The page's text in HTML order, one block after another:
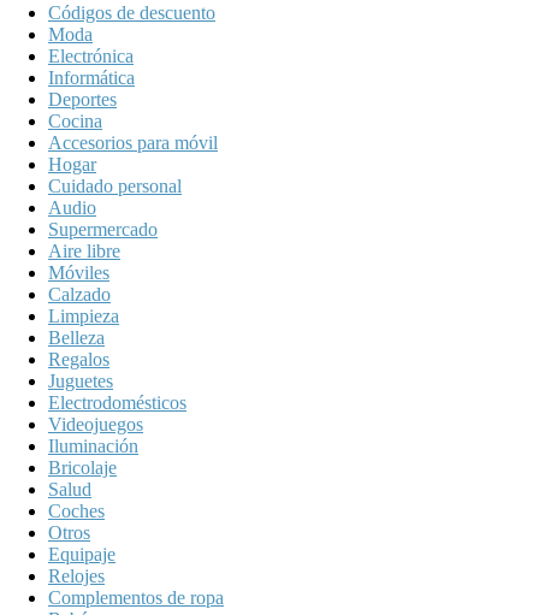
Códigos de descuento
Moda
Electrónica
Informática
Deportes
Cocina
Accesorios para móvil
Hogar
Cuidado personal
Audio
Supermercado
Aire libre
Móviles
Calzado
Limpieza
Belleza
Regalos
Juguetes
Electrodomésticos
Videojuegos
Iluminación
Bricolaje
Salud
Coches
Otros
Equipaje
Relojes
Complementos de ropa